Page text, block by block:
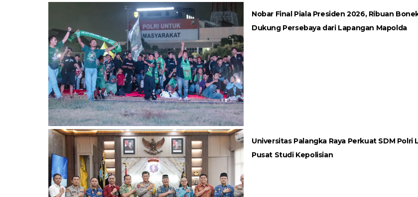
Nobar Final Piala Presiden 2026, Ribuan
Dukung Persebaya dari Lapangan Mapolda
Universitas Palangka Raya Perkuat SDM Polri
Pusat Studi Kepolisian